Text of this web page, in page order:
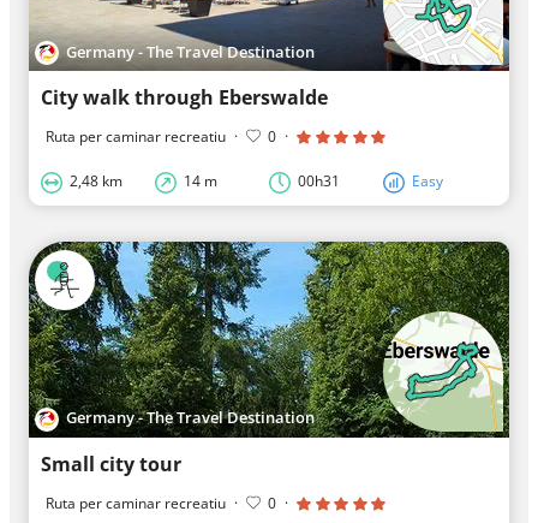
Germany - The Travel Destination
City walk through Eberswalde
Ruta per caminar recreatiu · 0 ·
2,48 km 14 m 00h31 Easy
Germany - The Travel Destination
Small city tour
Ruta per caminar recreatiu · 0 ·